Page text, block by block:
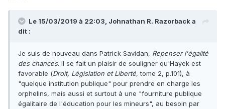
Le 15/03/2019 à 22:03, Johnathan R. Razorbacka
dit :
Je suis de nouveau dans Patrick Savidan, Repenser l'égalité
des chances. Il se fait un plaisir de souligner qu'Hayek est
favorable (Droit, Législation et Liberté, tome 2, p.101), à
"quelque institution publique" pour prendre en charge les
orphelins, mais aussi et surtout à une "fourniture publique
égalitaire de l'éducation pour les mineurs", au besoin par